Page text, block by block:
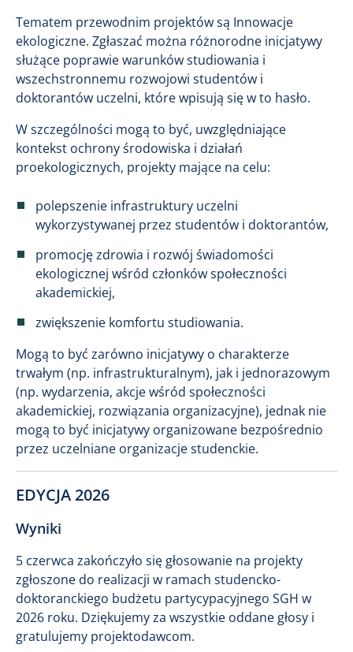
Tematem przewodnim projektów są Innowacje
ekologiczne. Zgłaszać można różnorodne inicjatywy
służące poprawie warunków studiowania i
wszechstronnemu rozwojowi studentów i
doktorantów uczelni, które wpisują się w to hasło.
W szczególności mogą to być, uwzględniające
kontekst ochrony środowiska i działań
proekologicznych, projekty mające na celu:
polepszenie infrastruktury uczelni
wykorzystywanej przez studentów i doktorantów,
promocję zdrowia i rozwój świadomości
ekologicznej wśród członków społeczności
akademickiej,
zwiększenie komfortu studiowania.
Mogą to być zarówno inicjatywy o charakterze
trwałym (np. infrastrukturalnym), jak i jednorazowym
(np. wydarzenia, akcje wśród społeczności
akademickiej, rozwiązania organizacyjne), jednak nie
mogą to być inicjatywy organizowane bezpośrednio
przez uczelniane organizacje studenckie.
EDYCJA 2026
Wyniki
5 czerwca zakończyło się głosowanie na projekty
zgłoszone do realizacji w ramach studencko-
doktoranckiego budżetu partycypacyjnego SGH w
2026 roku. Dziękujemy za wszystkie oddane głosy i
gratulujemy projektodawcom.